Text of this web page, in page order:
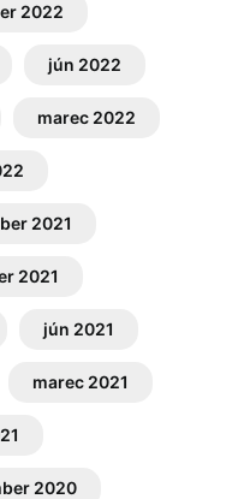
2022
jún 2022
marec 2022
2021
2021
jún 2021
marec 2021
2020